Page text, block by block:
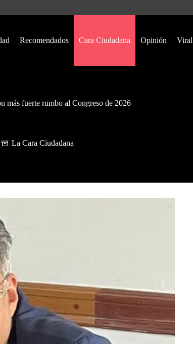
Recomendados Cara Ciudadana Opinión Viral
fuerte rumbo al Congreso de 2026
La Cara Ciudadana